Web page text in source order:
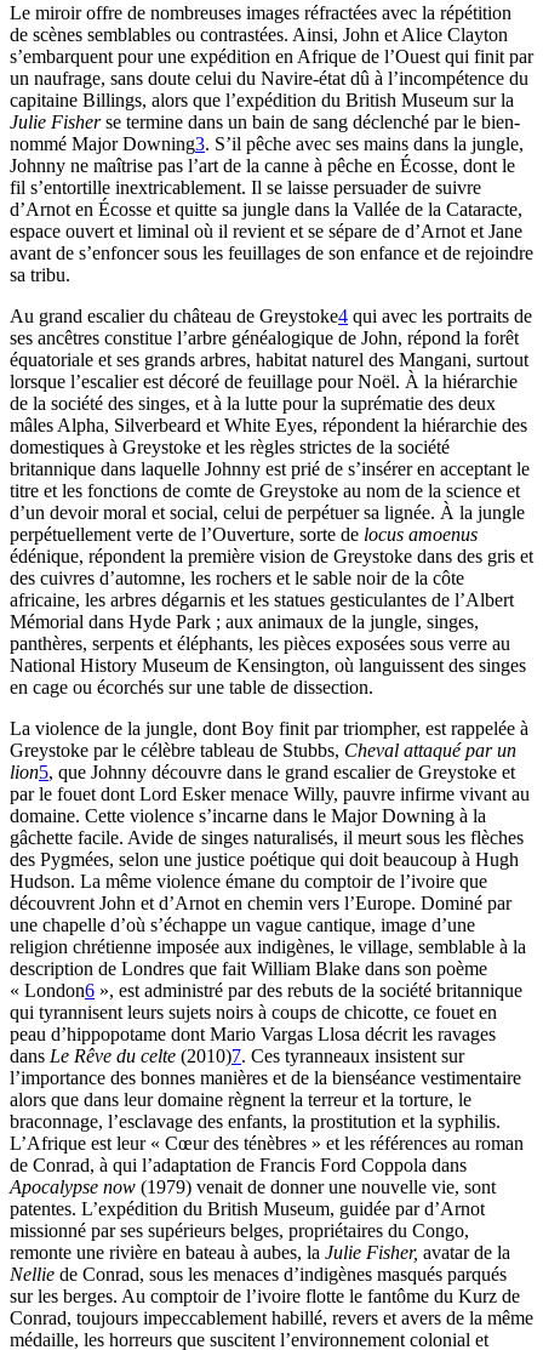
Le miroir offre de nombreuses images réfractées avec la répétition
de scènes semblables ou contrastées. Ainsi, John et Alice Clayton
s’embarquent pour une expédition en Afrique de l’Ouest qui finit par
un naufrage, sans doute celui du Navire-état dû à l’incompétence du
capitaine Billings, alors que l’expédition du British Museum sur la
Julie Fisherse termine dans un bain de sang déclenché par le bien-
nommé Major Downing3. S’il pêche avec ses mains dans la jungle,
Johnny ne maîtrise pas l’art de la canne à pêche en Écosse, dont le
fil s’entortille inextricablement. Il se laisse persuader de suivre
d’Arnot en Écosse et quitte sa jungle dans la Vallée de la Cataracte,
espace ouvert et liminal où il revient et se sépare de d’Arnot et Jane
avant de s’enfoncer sous les feuillages de son enfance et de rejoindre
sa tribu.
Au grand escalier du château de Greystoke4 qui avec les portraits de
ses ancêtres constitue l’arbre généalogique de John, répond la forêt
équatoriale et ses grands arbres, habitat naturel des Mangani, surtout
lorsque l’escalier est décoré de feuillage pour Noël. À la hiérarchie
de la société des singes, et à la lutte pour la suprématie des deux
mâles Alpha, Silverbeard et White Eyes, répondent la hiérarchie des
domestiques à Greystoke et les règles strictes de la société
britannique dans laquelle Johnny est prié de s’insérer en acceptant le
titre et les fonctions de comte de Greystoke au nom de la science et
d’un devoir moral et social, celui de perpétuer sa lignée. À la jungle
perpétuellement verte de l’Ouverture, sorte de locus amoenus
édénique, répondent la première vision de Greystoke dans des gris et
des cuivres d’automne, les rochers et le sable noir de la côte
africaine, les arbres dégarnis et les statues gesticulantes de l’Albert
Mémorial dans Hyde Park ; aux animaux de la jungle, singes,
panthères, serpents et éléphants, les pièces exposées sous verre au
National History Museum de Kensington, où languissent des singes
en cage ou écorchés sur une table de dissection.
La violence de la jungle, dont Boy finit par triompher, est rappelée à
Greystoke par le célèbre tableau de Stubbs, Cheval attaqué par un
lion5, que Johnny découvre dans le grand escalier de Greystoke et
par le fouet dont Lord Esker menace Willy, pauvre infirme vivant au
domaine. Cette violence s’incarne dans le Major Downing à la
gâchette facile. Avide de singes naturalisés, il meurt sous les flèches
des Pygmées, selon une justice poétique qui doit beaucoup à Hugh
Hudson. La même violence émane du comptoir de l’ivoire que
découvrent John et d’Arnot en chemin vers l’Europe. Dominé par
une chapelle d’où s’échappe un vague cantique, image d’une
religion chrétienne imposée aux indigènes, le village, semblable à la
description de Londres que fait William Blake dans son poème
« London6 », est administré par des rebuts de la société britannique
qui tyrannisent leurs sujets noirs à coups de chicotte, ce fouet en
peau d’hippopotame dont Mario Vargas Llosa décrit les ravages
dans Le Rêve du celte (2010)7. Ces tyranneaux insistent sur
l’importance des bonnes manières et de la bienséance vestimentaire
alors que dans leur domaine règnent la terreur et la torture, le
braconnage, l’esclavage des enfants, la prostitution et la syphilis.
L’Afrique est leur « Cœur des ténèbres » et les références au roman
de Conrad, à qui l’adaptation de Francis Ford Coppola dans
Apocalypse now (1979) venait de donner une nouvelle vie, sont
patentes. L’expédition du British Museum, guidée par d’Arnot
missionné par ses supérieurs belges, propriétaires du Congo,
remonte une rivière en bateau à aubes, la Julie Fisher, avatar de la
Nellie de Conrad, sous les menaces d’indigènes masqués parqués
sur les berges. Au comptoir de l’ivoire flotte le fantôme du Kurz de
Conrad, toujours impeccablement habillé, revers et avers de la même
médaille, les horreurs que suscitent l’environnement colonial et